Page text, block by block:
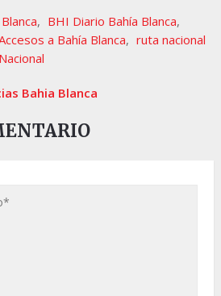
, BHI Diario Bahía Blanca,
a Bahía Blanca, ruta nacional
Bahia Blanca